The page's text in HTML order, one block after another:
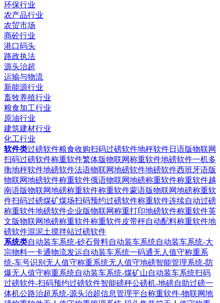
环保行业
农产品行业
农贸市场
商砼行业
港口码头
路政执法
源头治超
运输与物流
新能源行业
畜牧养殖行业
粮食加工行业
原油行业
建筑建材行业
化工行业
软件类过磅软件粮食收购扫码过磅软件地秤软件日语版物联网
扫码过磅软件称重软件繁体版物联网称重软件地磅软件一机多
衡地秤软件地磅软件法语物联网地磅软件地磅软件西班牙语版
物联网地磅软件称重软件俄语物联网地磅称重软件称重软件越
南语版物联网地磅称重软件称重软件蒙语版物联网地磅称重软
件扫码过磅煤矿煤场扫码预约过磅软件称重软件连续自动过磅
称重软件地磅软件企业版物联网称重打印地磅软件称重软件英
文版物联网地磅称重软件称重软件皮带秤自动配料称重软件地
磅软件混泥土搅拌站过磅软件
系统类自动装车系统-砂石骨料自动装车系统自动装车系统-大
宗物料一卡通物流发运自动装车系统一码通无人值守称重系
统-车号识别无人值守称重系统无人值守地磅智能管理系统-防
爆无人值守称重系统自动装车系统-煤矿山自动装车系统扫码
过磅软件-扫码预约过磅软件智能磅秤公磅机-地磅自助过磅一
体机公路治超系统-源头治超信息管理平台称重软件-物联网地